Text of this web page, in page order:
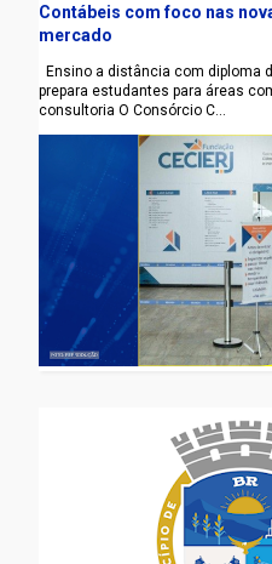
Contábeis com foco nas
mercado
Ensino a distância com diploma
prepara estudantes para áreas
consultoria O Consórcio C...